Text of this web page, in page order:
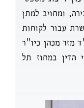
ומחויב למתן
עבור לקוחות
מזר מכהן כיו"ר
הדין במחוז תל